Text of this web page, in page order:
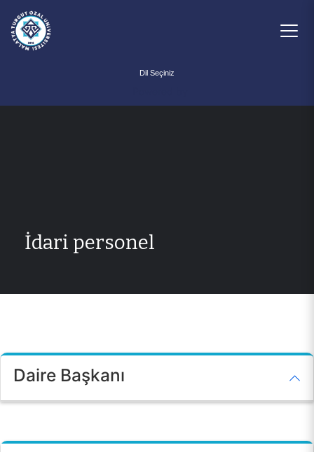
ANA SAYFA
İdari personel
Daire Başkanı